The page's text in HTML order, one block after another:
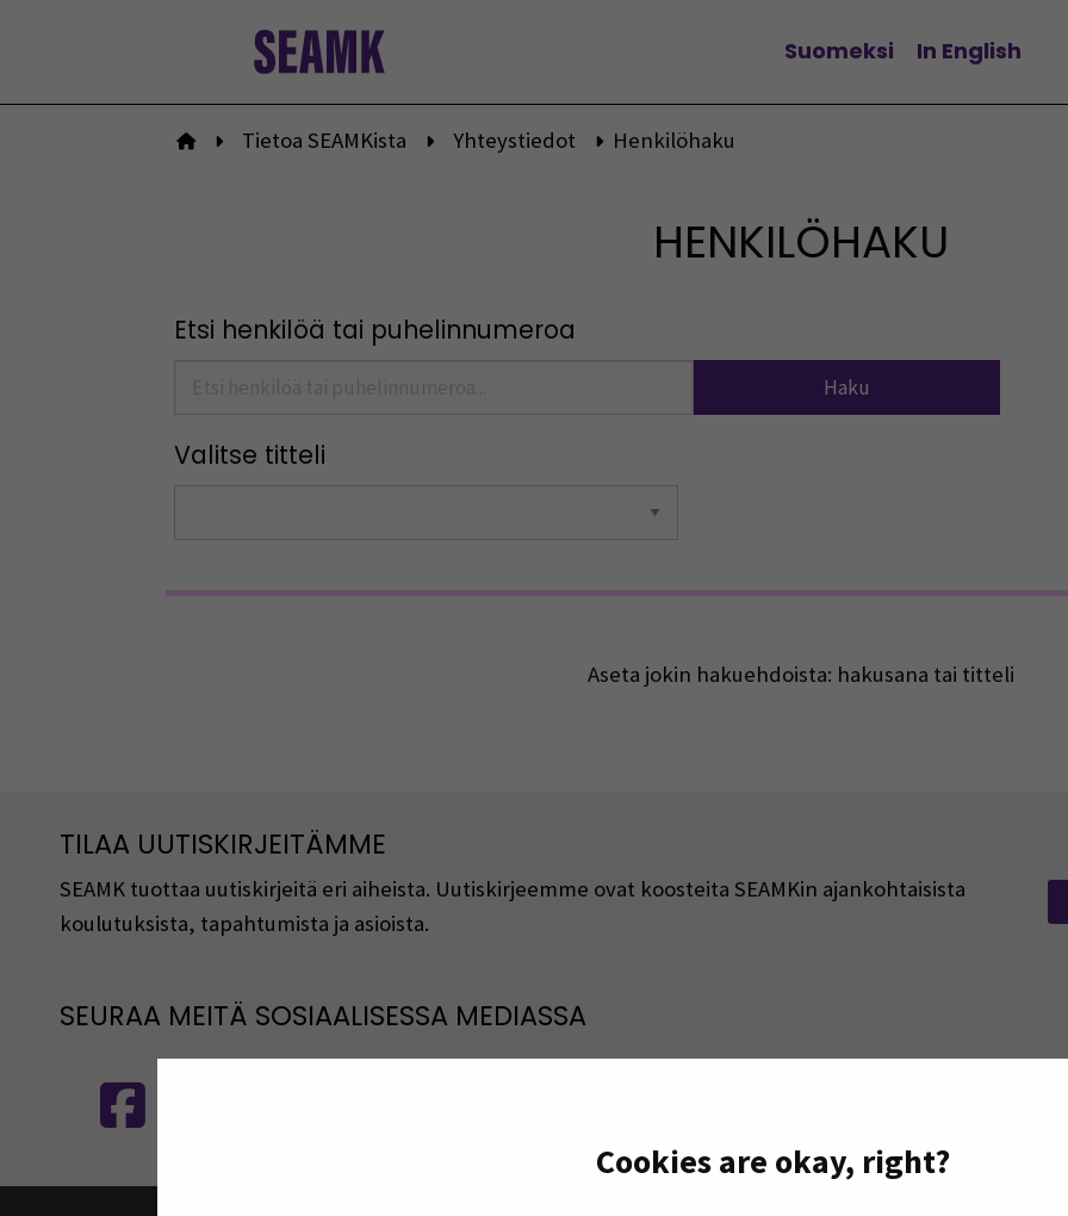
Cookies are okay, right?
Vaihda kieltä
Suomeksi In English
Etusivulle
Tietoa SEAMKista Yhteystiedot Henkilöhaku
HENKILÖHAKU
Etsi henkilöä tai puhelinnumeroa
Valitse titteli
Aseta jokin hakuehdoista: hakusana tai titteli
TILAA UUTISKIRJEITÄMME
SEAMK tuottaa uutiskirjeitä eri aiheista. Uutiskirjeemme ovat koosteita SEAMKin ajankohtaisista
koulutuksista, tapahtumista ja asioista.
SEURAA MEITÄ SOSIAALISESSA MEDIASSA
Seuraa meitä sosiaalisessa mediassa: SEAMK - FacebookSeuraa meitä sosiaalisessa mediassa: SEAMK - Instagram
Seuraa meitä